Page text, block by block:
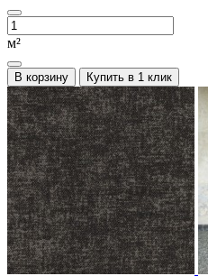
м²
В корзину Купить в 1 клик